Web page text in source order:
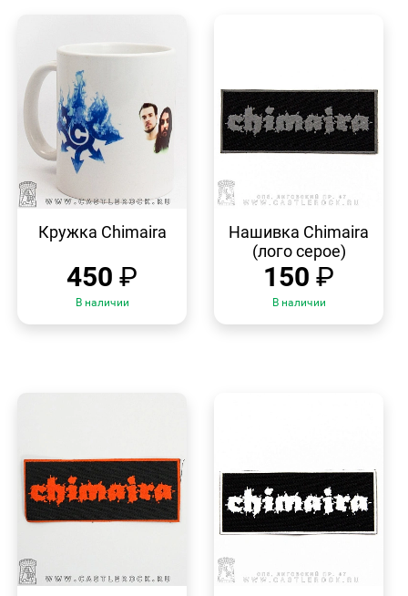
ПРОСМОТР
Кружка Chimaira
450 ₽
В наличии
ПРОСМОТР
Нашивка Chimaira
(лого серое)
150 ₽
В наличии